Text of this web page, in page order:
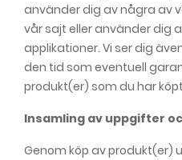
använder dig av några av
vår sajt eller använder dig
applikationer. Vi ser dig
den tid som eventuell
produkt(er) som du har
Insamling av uppgifter
Genom köp av produkt(er)